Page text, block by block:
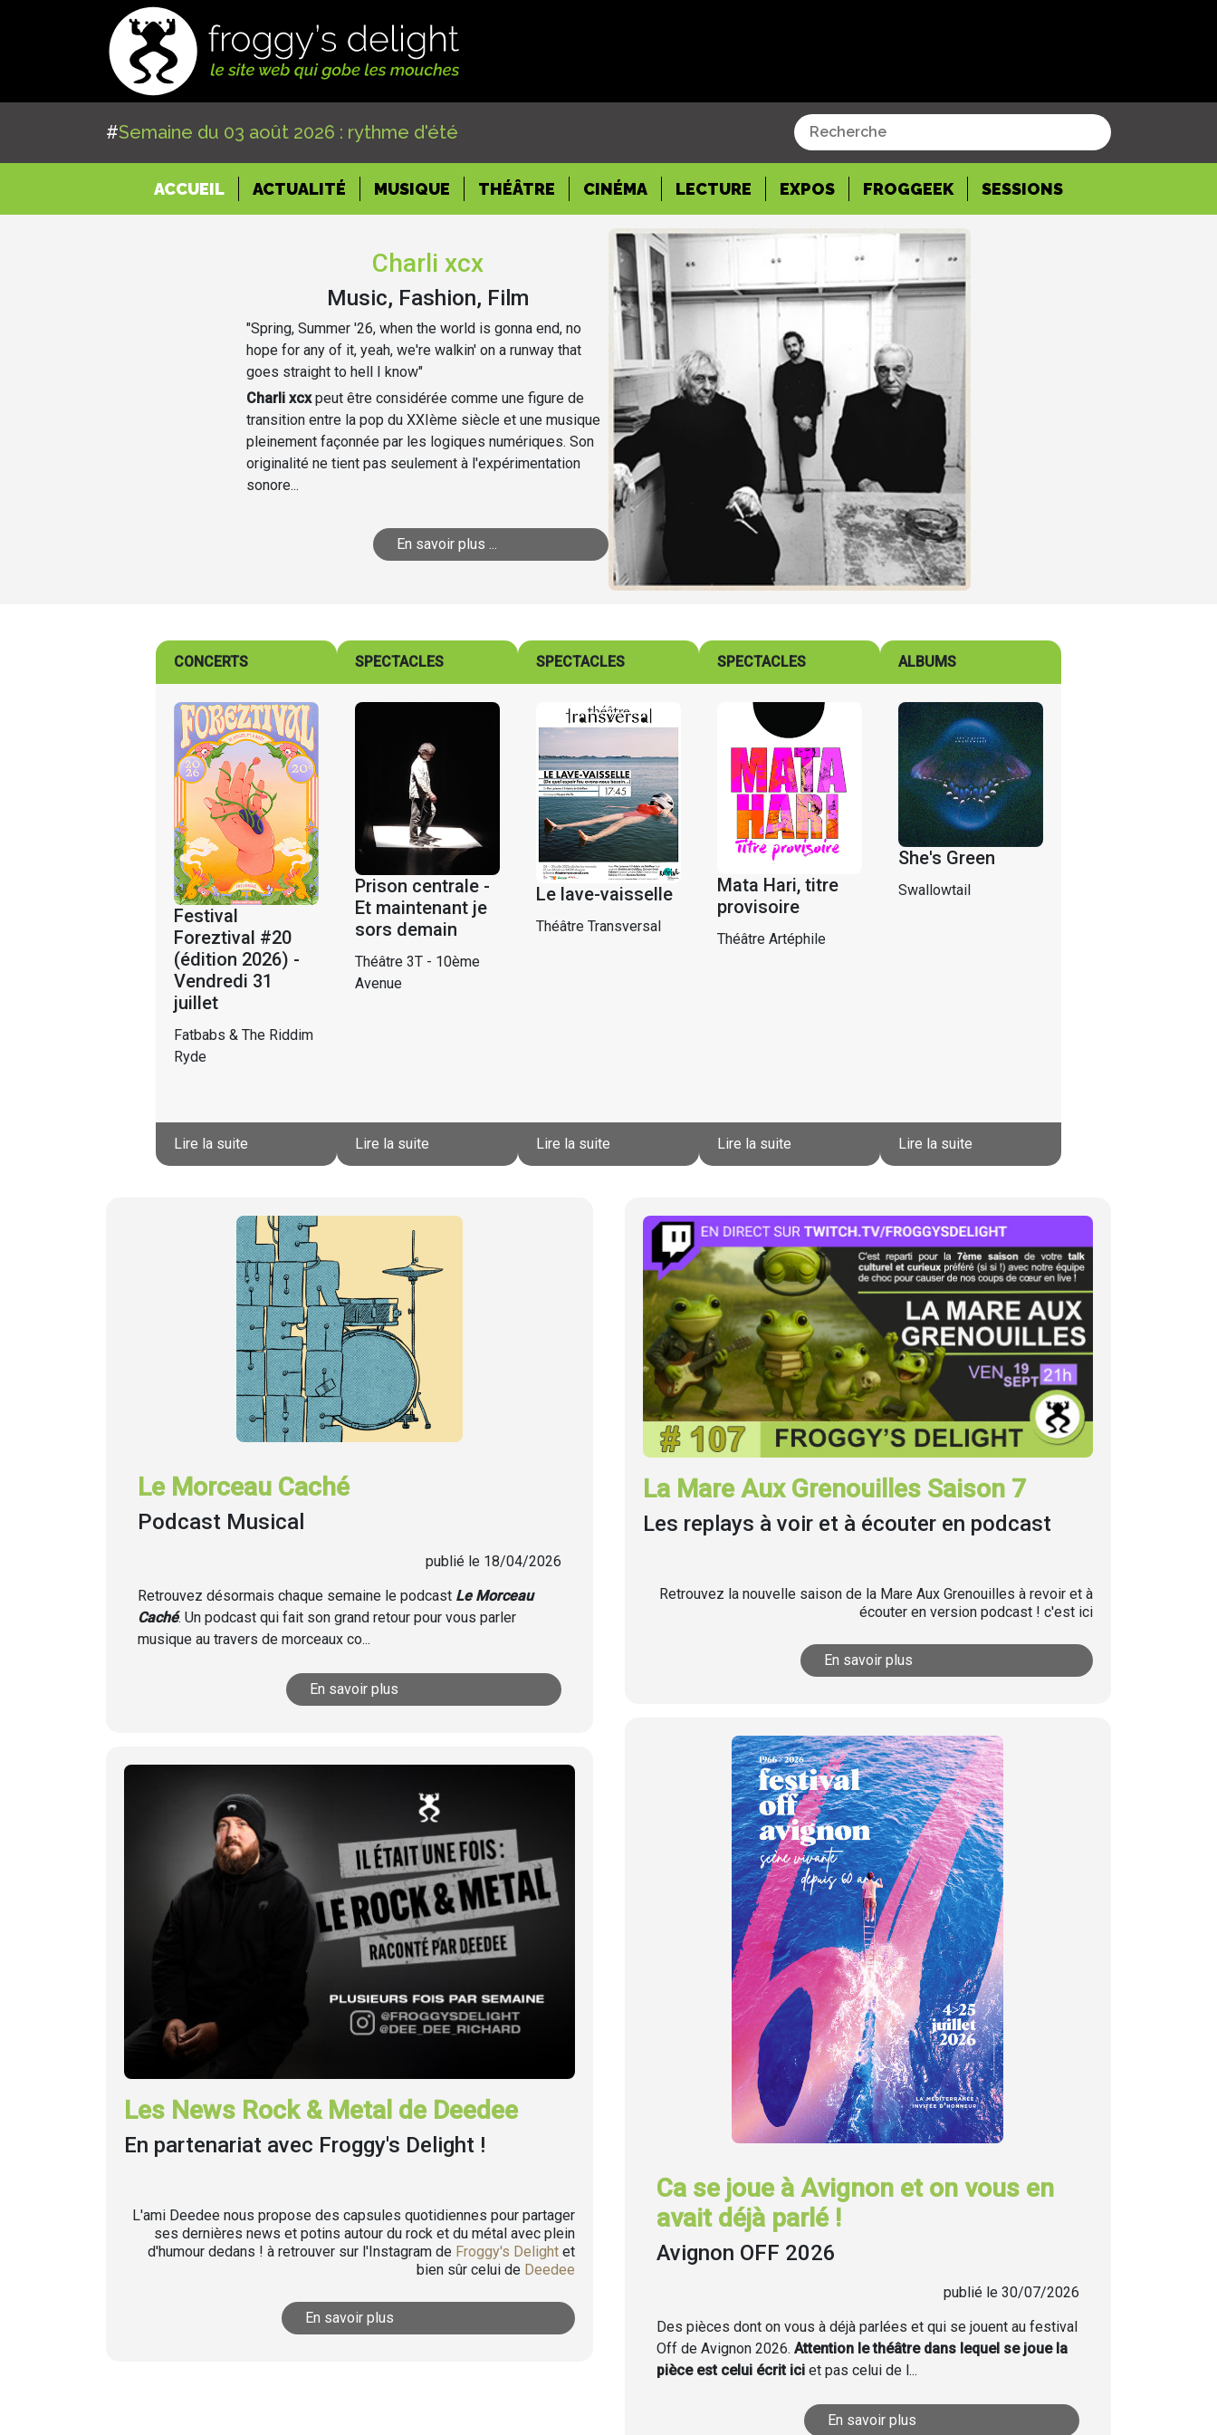
#Semaine du 03 août 2026 : rythme d'été
ACCUEIL(CURRENT)
ACTUALITÉ MUSIQUE THÉÂTRE CINÉMA LECTURE EXPOS FROGGEEK SESSIONS
Charli xcx
Music, Fashion, Film
"Spring, Summer '26, when the world is gonna end, no
hope for any of it, yeah, we're walkin' on a runway that
goes straight to hell I know"
Charli xcxpeut être considérée comme une figure de
transition entre la pop du XXIème siècle et une musique
pleinement façonnée par les logiques numériques. Son
originalité ne tient pas seulement à l'expérimentation
sonore...
En savoir plus ...
CONCERTS
Festival
Foreztival #20
(édition 2026) -
Vendredi 31
juillet
Fatbabs & The Riddim
Ryde
Lire la suite
SPECTACLES
Prison centrale -
Et maintenant je
sors demain
Théâtre 3T - 10ème
Avenue
Lire la suite
SPECTACLES
Le lave-vaisselle
Théâtre Transversal
Lire la suite
SPECTACLES
Mata Hari, titre
provisoire
Théâtre Artéphile
Lire la suite
ALBUMS
She's Green
Swallowtail
Lire la suite
Le Morceau Caché
Podcast Musical
publié le 18/04/2026
Retrouvez désormais chaque semaine le podcast Le Morceau
Caché. Un podcast qui fait son grand retour pour vous parler
musique au travers de morceaux co...
En savoir plus
Les News Rock & Metal de Deedee
En partenariat avec Froggy's Delight !
L'ami Deedee nous propose des capsules quotidiennes pour partager
ses dernières news et potins autour du rock et du métal avec plein
d'humour dedans ! à retrouver sur l'Instagram de Froggy's Delightet
bien sûr celui de Deedee
En savoir plus
La Mare Aux Grenouilles Saison 7
Les replays à voir et à écouter en podcast
Retrouvez la nouvelle saison de la Mare Aux Grenouilles à revoir et à
écouter en version podcast ! c'est ici
En savoir plus
Ca se joue à Avignon et on vous en
avait déjà parlé !
Avignon OFF 2026
publié le 30/07/2026
Des pièces dont on vous à déjà parlées et qui se jouent au festival
Off de Avignon 2026. Attention le théâtre dans lequel se joue la
pièce est celui écrit iciet pas celui de l...
En savoir plus